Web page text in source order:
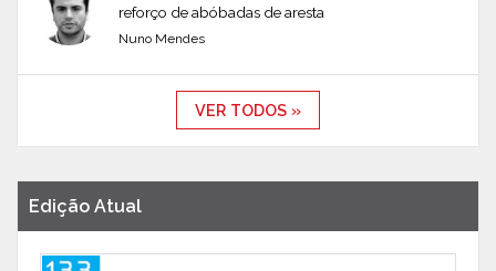
reforço de abóbadas de aresta
Nuno Mendes
VER TODOS »
Edição Atual